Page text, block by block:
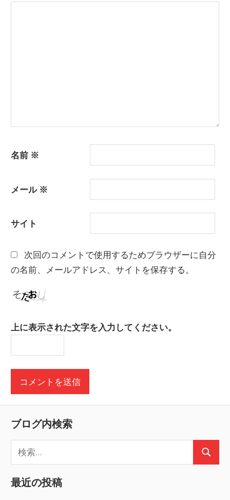
ー
名前 ※
メール ※
サイト
次回のコメントで使用するためブラウザーに自分
の名前、メールアドレス、サイトを保存する。
上に表示された文字を入力してください。
ブログ内検索
検
索
:
検
最近の投稿